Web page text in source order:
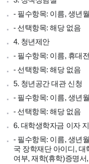
- 필수항목: 이름, 생년
- 선택항목: 해당 없음
4. 청년제안
- 필수항목: 이름, 휴대
- 선택항목: 해당 없음
5. 청년공간 대관 신청
- 필수항목: 이름, 생년
- 선택항목: 해당 없음
6. 대학생학자금 이자
- 필수항목: 이름, 생년
국 장학재단 아이디, 대
여부, 재학(휴학)증명